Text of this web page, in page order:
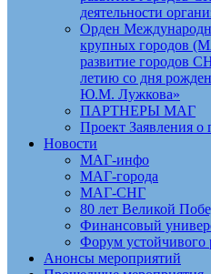
деятельности
Орден
крупных городов
развитие городов
летию со дня
Ю.М. Лужкова»
ПАРТНЕРЫ МАГ
Проект Заявления
Новости
МАГ-инфо
МАГ-города
МАГ-СНГ
80 лет Великой
Финансовый
Форум устойчивого
Анонсы мероприятий